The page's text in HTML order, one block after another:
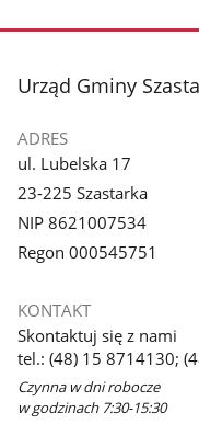
stopka
Urząd Gminy
ADRES
ul. Lubelska 17
23-225 Szastarka
NIP 8621007534
Regon 000545751
KONTAKT
Skontaktuj się z nami
tel.: (48) 15 8714130;
Czynna w dni robocze
w godzinach 7:30-15:30